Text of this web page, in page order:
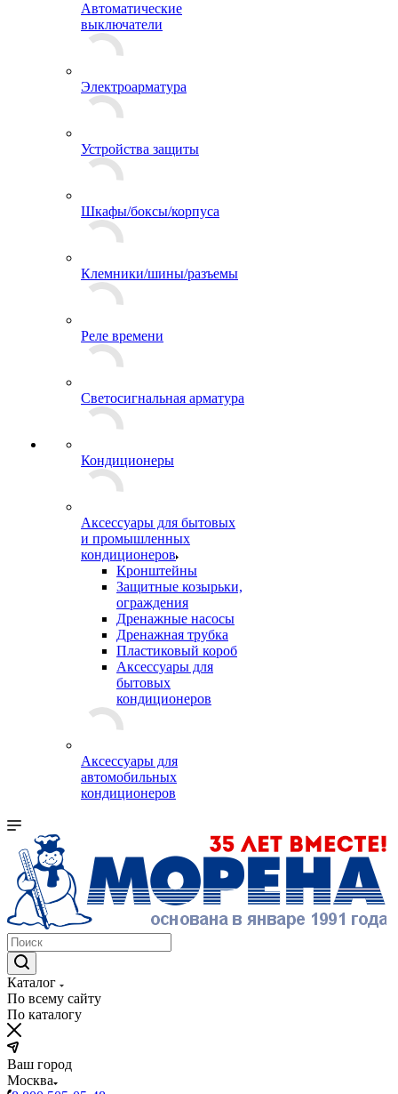
Автоматические
выключатели
Электроарматура
Устройства защиты
Шкафы/боксы/корпуса
Клемники/шины/разъемы
Реле времени
Светосигнальная арматура
Кондиционеры
Аксессуары для бытовых
и промышленных
кондиционеров
Кронштейны
Защитные козырьки,
ограждения
Дренажные насосы
Дренажная трубка
Пластиковый короб
Аксессуары для
бытовых
кондиционеров
Аксессуары для
автомобильных
кондиционеров
Каталог
По всему сайту
По каталогу
Ваш город
Москва